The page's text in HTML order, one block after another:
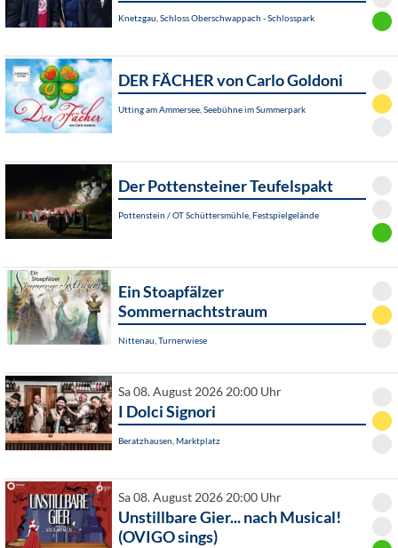
Knetzgau, Schloss Oberschwappach - Schlosspark
DER FÄCHER von Carlo Goldoni
Utting am Ammersee, Seebühne im Summerpark
Der Pottensteiner Teufelspakt
Pottenstein / OT Schüttersmühle, Festspielgelände
Ein Stoapfälzer
Sommernachtstraum
Nittenau, Turnerwiese
Sa 08. August 2026 20:00 Uhr
I Dolci Signori
Beratzhausen, Marktplatz
Sa 08. August 2026 20:00 Uhr
Unstillbare Gier... nach Musical!
(OVIGO sings)